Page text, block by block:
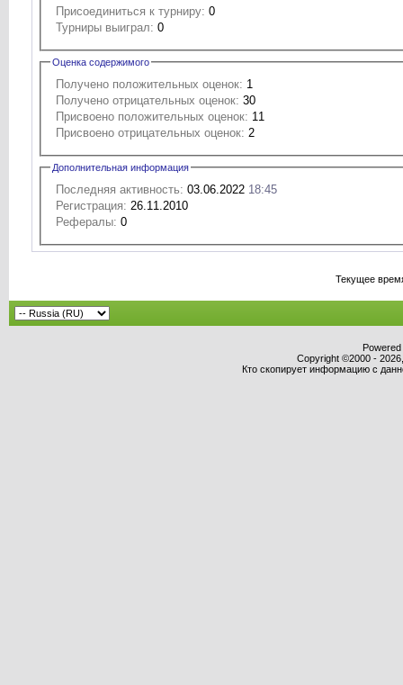
Присоединиться к турниру: 0
Турниры выиграл: 0
Оценка содержимого
Получено положительных оценок: 1
Получено отрицательных оценок: 30
Присвоено положительных оценок: 11
Присвоено отрицательных оценок: 2
Дополнительная информация
Последняя активность: 03.06.2022 18:45
Регистрация: 26.11.2010
Рефералы: 0
Текущее
Copyright ©2000 -
Кто скопирует информацию с